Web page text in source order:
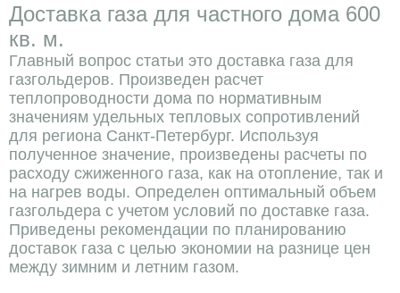
Доставка газа для частного дома 600
кв. м.
Главный вопрос статьи это доставка газа для
газгольдеров. Произведен расчет
теплопроводности дома по нормативным
значениям удельных тепловых сопротивлений
для региона Санкт-Петербург. Используя
полученное значение, произведены расчеты по
расходу сжиженного газа, как на отопление, так и
на нагрев воды. Определен оптимальный объем
газгольдера с учетом условий по доставке газа.
Приведены рекомендации по планированию
доставок газа с целью экономии на разнице цен
между зимним и летним газом.